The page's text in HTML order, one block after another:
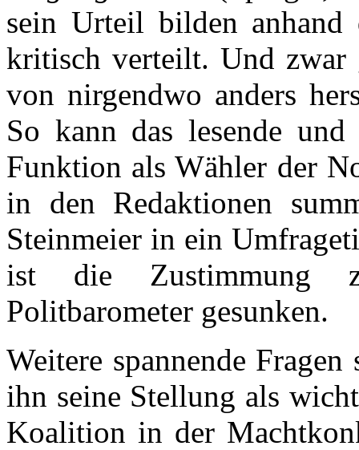
sein Urteil bilden anhand
kritisch verteilt. Und zwar
von nirgendwo anders
So kann das lesende
Funktion als Wähler der
in den Redaktionen
Steinmeier in ein
ist die Zustimmung
Politbarometer gesunken.
Weitere spannende
ihn seine Stellung als
Koalition in der